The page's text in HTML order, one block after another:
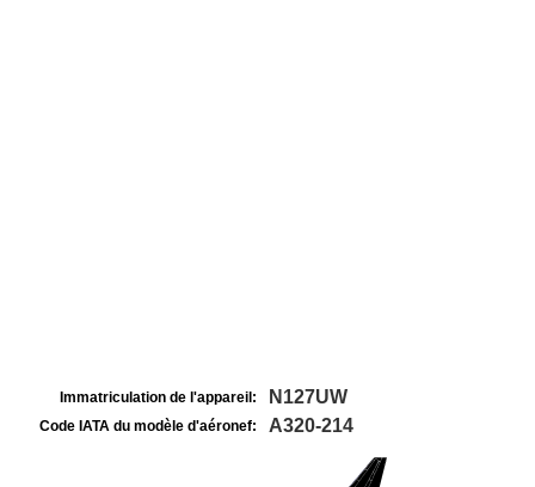
Immatriculation de l'appareil: N127UW
Code IATA du modèle d'aéronef: A320-214